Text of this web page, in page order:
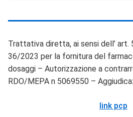
Trattativa diretta, ai sensi dell’ art.
36/2023 per la fornitura del
dosaggi – Autorizzazione a
RDO/MEPA n 5069550 –
link pcp